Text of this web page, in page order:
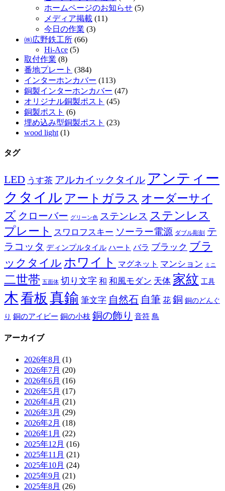
ホームページのお知らせ (5)
メディア掲載 (11)
今日の作業 (3)
㈱広野鉄工所 (66)
Hi-Ace (5)
取付作業 (8)
番地プレート (384)
インターホンカバー (113)
銅製インターホンカバー (47)
オリジナル銅製ポスト (45)
銅製ポスト (6)
埋め込み型銅製ポスト (23)
wood light (1)
タグ
LED うす茶 アルカイックタイル アンティー
クタイル アートガラス オーダーサイ
ズ クローバー グリーン色 ステンレス ステンレス
プレート スワロフスキー ソーラー電源 ダブル彫刻 テ
ラコッタ ディンプルタイル ハート バラ ブラック ブラ
ックタイル ホワイト マグネット マンション ミニ
二世帯 五面体 切り文字 和 和風モダン 天体 家紋 工具
木看板 真鍮 筆文字 自然石 自筆 花 銅 銅のどんぐ
り 銅のアイビー 銅の小枝 銅の飾り 音符 鳥
アーカイブ
2026年8月 (1)
2026年7月 (20)
2026年6月 (16)
2026年5月 (17)
2026年4月 (21)
2026年3月 (29)
2026年2月 (18)
2026年1月 (22)
2025年12月 (16)
2025年11月 (21)
2025年10月 (24)
2025年9月 (21)
2025年8月 (26)